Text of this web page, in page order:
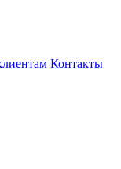
Контакты